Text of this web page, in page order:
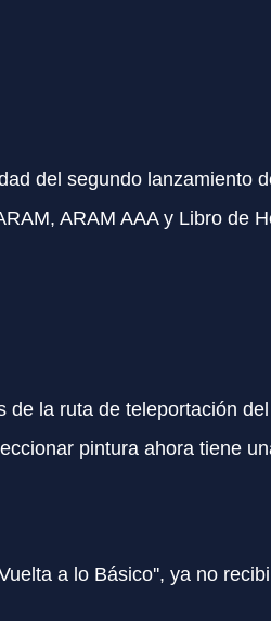
del segundo lanzamiento
ARAM AAA y Libro de
de la ruta de teleportación
pintura ahora tiene
a lo Básico'', ya no